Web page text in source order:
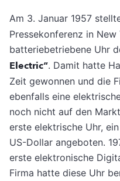
Am 3. Januar 1957
Pressekonferenz in
batteriebetriebene Uhr
Electric“. Damit hatte
Zeit gewonnen und die
ebenfalls eine
noch nicht auf den
erste elektrische Uhr,
US-Dollar angeboten.
erste elektronische
Firma hatte diese Uhr